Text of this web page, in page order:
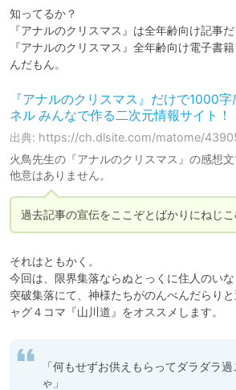
知ってるか？
『アナルのクリスマス』は全年齢向け記事
『アナルのクリスマス』全年齢向け電子書
んだもん。
『アナルのクリスマス』だけで1000
ネル みんなで作る二次元情報サイト！
出典: https://ch.dlsite.com/matome/
火鳥先生の『アナルのクリスマス』の感想文
他意はありません。
過去記事の宣伝をここぞとばかりにねじこ
それはともかく。
今回は、限界集落ならぬとっくに住人のい
突破集落にて、神様たちがのんべんだらり
ャグ４コマ『山川道』をオススメします。
「何もせずお供えもらってダラダラ
ゃ」